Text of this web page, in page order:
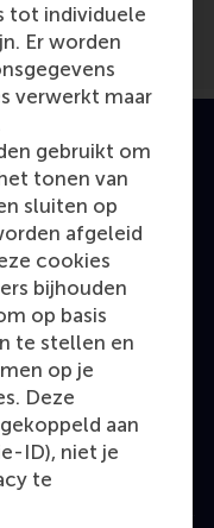
tot individuele
Er worden
verwerkt maar
gebruikt om
tonen van
sluiten op
afgeleid
cookies
bijhouden
op basis
te stellen en
op je
Deze
aan
ID), niet je
te